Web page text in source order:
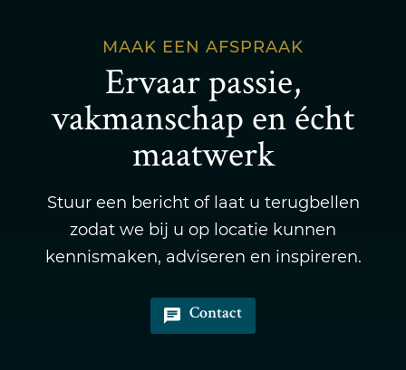
MAAK EEN AFSPRAAK
Ervaar passie,
vakmanschap en écht
maatwerk
Stuur een bericht of laat u terugbellen
zodat we bij u op locatie kunnen
kennismaken, adviseren en inspireren.
Contact